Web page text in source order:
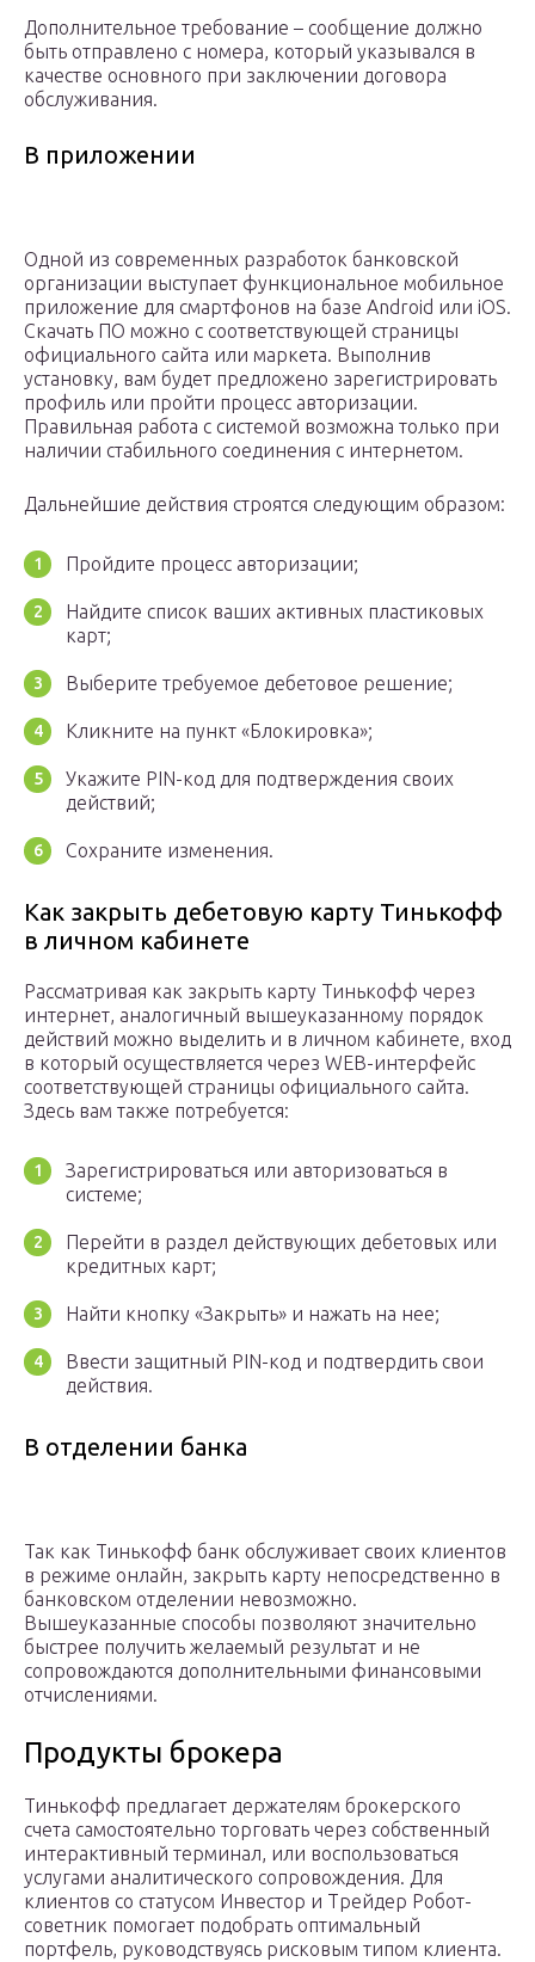
Дополнительное требование – сообщение должно
быть отправлено с номера, который указывался в
качестве основного при заключении договора
обслуживания.
В приложении
Одной из современных разработок банковской
организации выступает функциональное мобильное
приложение для смартфонов на базе Android или iOS.
Скачать ПО можно с соответствующей страницы
официального сайта или маркета. Выполнив
установку, вам будет предложено зарегистрировать
профиль или пройти процесс авторизации.
Правильная работа с системой возможна только при
наличии стабильного соединения с интернетом.
Дальнейшие действия строятся следующим образом:
Пройдите процесс авторизации;
Найдите список ваших активных пластиковых
карт;
Выберите требуемое дебетовое решение;
Кликните на пункт «Блокировка»;
Укажите PIN-код для подтверждения своих
действий;
Сохраните изменения.
Как закрыть дебетовую карту Тинькофф
в личном кабинете
Рассматривая как закрыть карту Тинькофф через
интернет, аналогичный вышеуказанному порядок
действий можно выделить и в личном кабинете, вход
в который осуществляется через WEB-интерфейс
соответствующей страницы официального сайта.
Здесь вам также потребуется:
Зарегистрироваться или авторизоваться в
системе;
Перейти в раздел действующих дебетовых или
кредитных карт;
Найти кнопку «Закрыть» и нажать на нее;
Ввести защитный PIN-код и подтвердить свои
действия.
В отделении банка
Так как Тинькофф банк обслуживает своих клиентов
в режиме онлайн, закрыть карту непосредственно в
банковском отделении невозможно.
Вышеуказанные способы позволяют значительно
быстрее получить желаемый результат и не
сопровождаются дополнительными финансовыми
отчислениями.
Продукты брокера
Тинькофф предлагает держателям брокерского
счета самостоятельно торговать через собственный
интерактивный терминал, или воспользоваться
услугами аналитического сопровождения. Для
клиентов со статусом Инвестор и Трейдер Робот-
советник помогает подобрать оптимальный
портфель, руководствуясь рисковым типом клиента.